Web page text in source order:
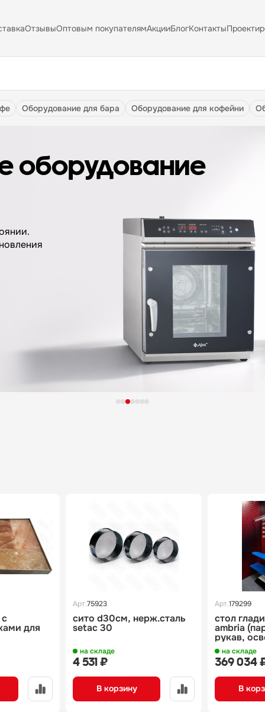
ОтзывыОптовым покупателямАкцииБлогКонтакты
оборудование для бара оборудование для кофейни
оборудование
для
Арт.75923
сито d30см, нерж.сталь
setac 30
на складе
4 531 ₽
В корзину
Арт.179299
стол
ambria
рукав,
рельсы)
table with
pump,
lightning,
на складе
369 034
В